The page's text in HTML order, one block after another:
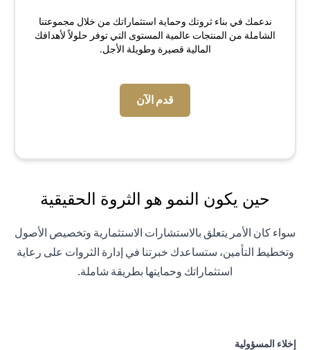
ندعمك في بناء ثروتك وحماية استثماراتك من خلال مجموعتنا
الشاملة من المنتجات عالمية المستوى التي توفر حلولاً لأهدافك
المالية قصيرة وطويلة الأجل.
قدم الآن
حين يكون النمو هو الثروة الحقيقية
سواء كان الأمر يتعلق بالاستشارات الاستثمارية وتخصيص الأصول
وتخطيط التأمين، ستساعدك خبرتنا في إدارة الثروات على رعاية
استثماراتك وحمايتها بطريقة شاملة.
إخلاء المسؤولية